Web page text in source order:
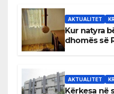
AKTUALITET
Kur natyra
dhomës së
AKTUALITET
Kërkesa në